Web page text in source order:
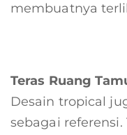
membuatnya
Teras Ruang
Desain tropical
sebagai